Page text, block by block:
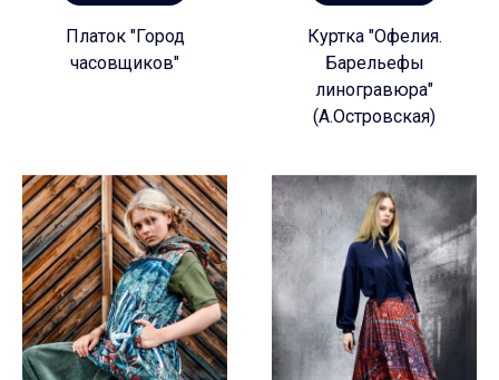
Платок "Город
часовщиков"
Куртка "Офелия.
Барельефы
линогравюра"
(А.Островская)